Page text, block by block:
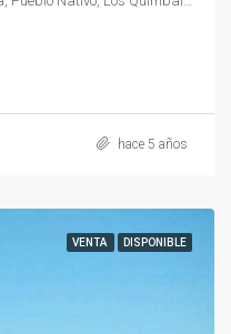
hace 5 años
VENTA DISPONIBLE